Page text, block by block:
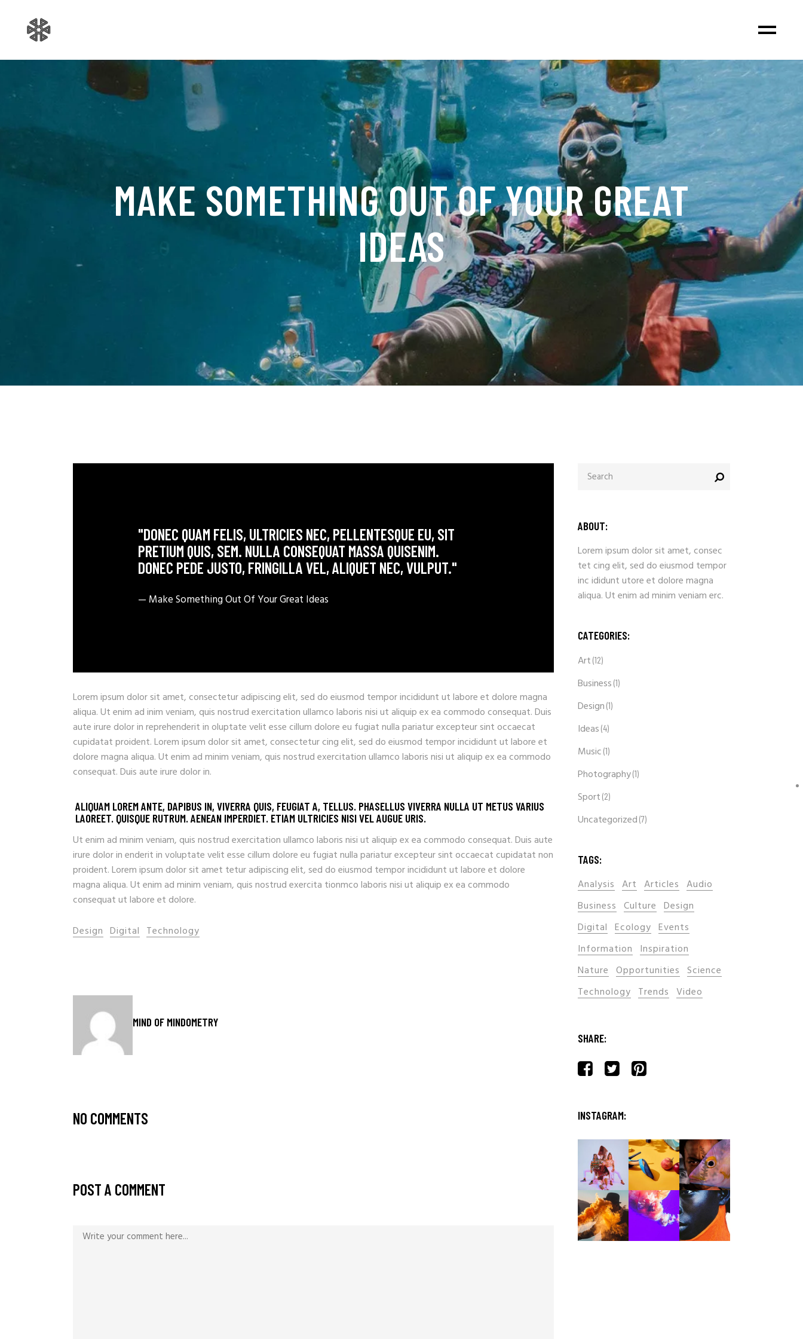
MAKE SOMETHING OUT OF YOUR GREAT
IDEAS
"DONEC QUAM FELIS, ULTRICIES NEC, PELLENTESQUE EU, SIT
PRETIUM QUIS, SEM. NULLA CONSEQUAT MASSA QUISENIM.
DONEC PEDE JUSTO, FRINGILLA VEL, ALIQUET NEC, VULPUT."
— Make Something Out Of Your Great Ideas
Lorem ipsum dolor sit amet, consectetur adipiscing elit, sed do eiusmod tempor incididunt ut labore et dolore magna
aliqua. Ut enim ad inim veniam, quis nostrud exercitation ullamco laboris nisi ut aliquip ex ea commodo consequat. Duis
aute irure dolor in reprehenderit in oluptate velit esse cillum dolore eu fugiat nulla pariatur excepteur sint occaecat
cupidatat proident. Lorem ipsum dolor sit amet, consectetur cing elit, sed do eiusmod tempor incididunt ut labore et
dolore magna aliqua. Ut enim ad minim veniam, quis nostrud exercitation ullamco laboris nisi ut aliquip ex ea commodo
consequat. Duis aute irure dolor in.
ALIQUAM LOREM ANTE, DAPIBUS IN, VIVERRA QUIS, FEUGIAT A, TELLUS. PHASELLUS VIVERRA NULLA UT METUS VARIUS
LAOREET. QUISQUE RUTRUM. AENEAN IMPERDIET. ETIAM ULTRICIES NISI VEL AUGUE URIS.
Ut enim ad minim veniam, quis nostrud exercitation ullamco laboris nisi ut aliquip ex ea commodo consequat. Duis aute
irure dolor in enderit in voluptate velit esse cillum dolore eu fugiat nulla pariatur excepteur sint occaecat cupidatat non
proident. Lorem ipsum dolor sit amet tetur adipiscing elit, sed do eiusmod tempor incididunt ut labore et dolore
magna aliqua. Ut enim ad minim veniam, quis nostrud exercita tionmco laboris nisi ut aliquip ex ea commodo
consequat ut labore et dolore.
Design Digital Technology
MIND OF MINDOMETRY
NO COMMENTS
POST A COMMENT
ABOUT:
Lorem ipsum dolor sit amet, consec
tet cing elit, sed do eiusmod tempor
inc ididunt utore et dolore magna
aliqua. Ut enim ad minim veniam erc.
CATEGORIES:
Art (12)
Business (1)
Design (1)
Ideas (4)
Music (1)
Photography(1)
Sport (2)
Uncategorized (7)
TAGS:
Analysis Art Articles Audio
Business Culture Design
Digital Ecology Events
Information Inspiration
Nature Opportunities Science
Technology Trends Video
SHARE:
INSTAGRAM: